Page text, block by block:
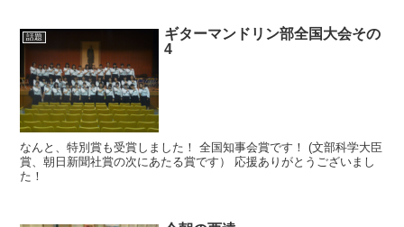
話題
ギターマンドリン部全国大会その
4
なんと、特別賞も受賞しました！ 全国知事会賞です！ (文部科学大臣
賞、朝日新聞社賞の次にあたる賞です） 応援ありがとうございまし
た！